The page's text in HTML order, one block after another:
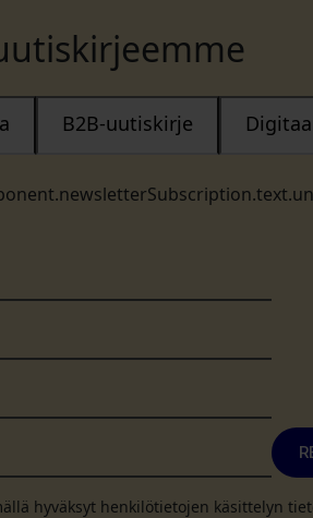
B2B-uutiskirje
hyväksyt henkilötietojen käsittelyn